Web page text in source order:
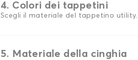
4. Colori dei tappetini
Scegli il materiale del tappetino utility.
5. Materiale della cinghia